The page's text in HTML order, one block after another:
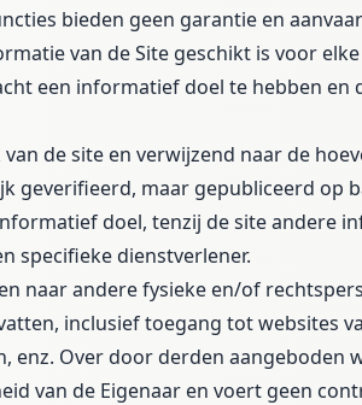
bieden geen garantie en
van de Site geschikt is voor elke
een informatief doel te hebben
de site en verwijzend naar de
geverifieerd, maar gepubliceerd op
doel, tenzij de site andere
specifieke dienstverlener.
naar andere fysieke en/of
inclusief toegang tot websites
Over door derden
van de Eigenaar en voert geen